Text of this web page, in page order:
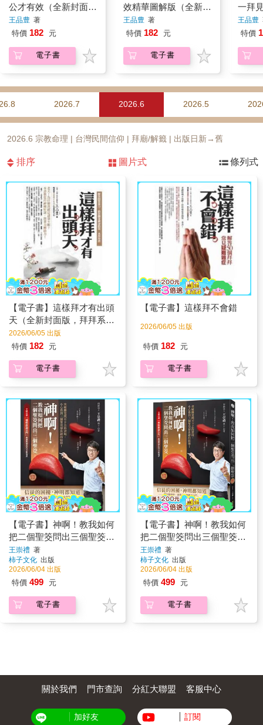
公才有效（全新封面
版，拜拜系列之四）
王品豊 著
特價 182 元
電子書
效精華圖解版（全新封
面版，拜拜系列之八）
王品豊 著
特價 182 元
電子書
一拜
版，
王品豊
特價
2026.7 2026.6 2026.5
2026.6 宗教命理 | 台灣民間信仰 | 拜廟/解籤 | 出版日新→舊
排序 圖片式 條列式
【電子書】這樣拜才有出頭
天（全新封面版，拜拜系列
之五）
2026/06/05 出版
特價 182 元
電子書
【電子書】這樣拜不會錯
2026/06/05 出版
特價 182 元
電子書
【電子書】神啊！教我如何
把二個聖筊問出三個聖筊：
突破擲筊問不下去的窘境，
小心得到三個聖筊卻出錯的
陷阱！
王崇禮 著
柿子文化 出版
2026/06/04 出版
特價 499 元
電子書
【電子書】神啊！教我如何
把二個聖筊問出三個聖筊
（暢銷紀念）
王崇禮 著
柿子文化 出版
2026/06/04 出版
特價 499 元
電子書
關於我們 門市查詢 分紅大聯盟 客服中心
加好友 訂閱